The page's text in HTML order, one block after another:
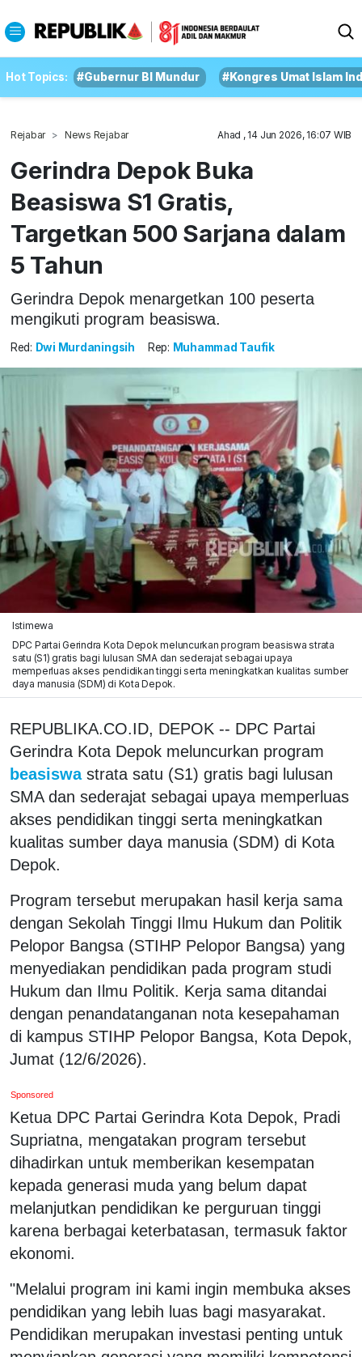
Hot Topics: #Gubernur BI Mundur #Kongres Umat Islam
Rejabar News Rejabar Ahad , 14 Jun 2026, 16:07 WIB
Gerindra Depok Buka
Beasiswa S1 Gratis,
Targetkan 500 Sarjana dalam
5 Tahun
Gerindra Depok menargetkan 100 peserta
mengikuti program beasiswa.
Red: Dwi Murdaningsih Rep: Muhammad Taufik
Istimewa
DPC Partai Gerindra Kota Depok meluncurkan program beasiswa strata
satu (S1) gratis bagi lulusan SMA dan sederajat sebagai upaya
memperluas akses pendidikan tinggi serta meningkatkan kualitas sumber
daya manusia (SDM) di Kota Depok.
REPUBLIKA.CO.ID, DEPOK -- DPC Partai
Gerindra Kota Depok meluncurkan program
beasiswa strata satu (S1) gratis bagi lulusan
SMA dan sederajat sebagai upaya memperluas
akses pendidikan tinggi serta meningkatkan
kualitas sumber daya manusia (SDM) di Kota
Depok.
Program tersebut merupakan hasil kerja sama
dengan Sekolah Tinggi Ilmu Hukum dan Politik
Pelopor Bangsa (STIHP Pelopor Bangsa) yang
menyediakan pendidikan pada program studi
Hukum dan Ilmu Politik. Kerja sama ditandai
dengan penandatanganan nota kesepahaman
di kampus STIHP Pelopor Bangsa, Kota Depok,
Jumat (12/6/2026).
Sponsored
Ketua DPC Partai Gerindra Kota Depok, Pradi
Supriatna, mengatakan program tersebut
dihadirkan untuk memberikan kesempatan
kepada generasi muda yang belum dapat
melanjutkan pendidikan ke perguruan tinggi
karena berbagai keterbatasan, termasuk faktor
ekonomi.
"Melalui program ini kami ingin membuka akses
pendidikan yang lebih luas bagi masyarakat.
Pendidikan merupakan investasi penting untuk